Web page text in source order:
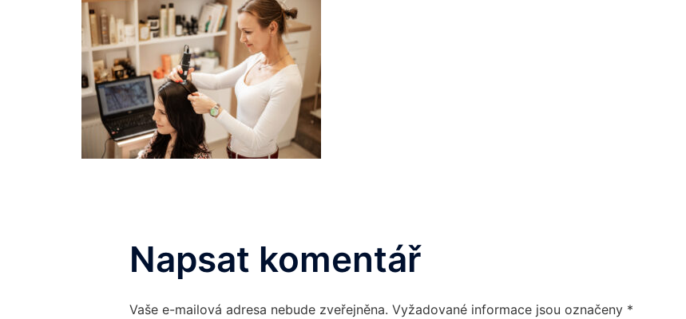
Napsat komentář
Vaše e-mailová adresa nebude zveřejněna. Vyžadované informace jsou označeny *